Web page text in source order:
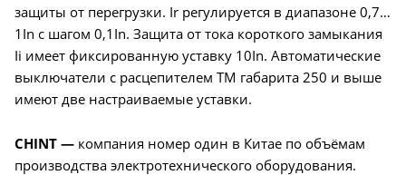
защиты от перегрузки. Ir регулируется в диапазоне 0,7…
1In с шагом 0,1In. Защита от тока короткого замыкания
Ii имеет фиксированную уставку 10In. Автоматические
выключатели c расцепителем TM габарита 250 и выше
имеют две настраиваемые уставки.
CHINT — компания номер один в Китае по объёмам
производства электротехнического оборудования.